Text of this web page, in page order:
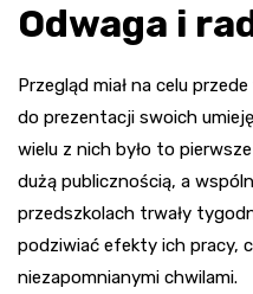
Odwaga i
Przegląd miał na celu
do prezentacji swoich
wielu z nich było to
dużą publicznością, a
przedszkolach trwały
podziwiać efekty ich pracy,
niezapomnianymi chwilami.